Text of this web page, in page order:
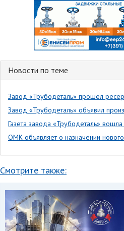
Новости по теме
Завод «Трубодеталь» прошел
Завод «Трубодеталь» объявил
Газета завода «Трубодеталь»
ОМК объявляет о назначении
Смотрите также: